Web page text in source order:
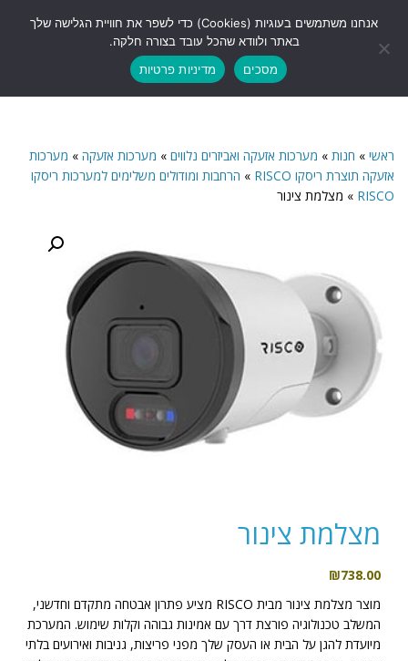
תפריט
ראשי » חנות » מערכות אזעקה ואביזרים נלווים » מערכות אזעקה » מערכות
אזעקה תוצרת ריסקו RISCO
» הרחבות ומודולים משלימים למערכות ריסקו
RISCO
» מצלמת צינור
מצלמת צינור
₪738.00
מוצר מצלמת צינור מבית RISCO מציע פתרון אבטחה מתקדם וחדשני,
המשלב טכנולוגיה פורצת דרך עם אמינות גבוהה וקלות שימוש. המערכת
מיועדת להגן על הבית או העסק שלך מפני פריצות, גניבות ואירועים בלתי
אנחנו משתמשים בעוגיות (Cookies) כדי לשפר את חוויית הגלישה שלך
באתר ולוודא שהכל עובד בצורה חלקה.
מסכים
מדיניות פרטיות